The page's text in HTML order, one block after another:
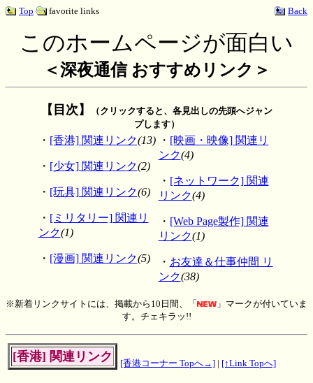
Top favorite links Back
このホームページが面白い
＜深夜通信 おすすめリンク＞
【目次】
（クリックすると、各見出しの先頭へジャン
プします）
・ [香港] 関連リンク(13)
・ [少女] 関連リンク(2)
・ [玩具] 関連リンク(6)
・ [ミリタリー] 関連リ
ンク(1)
・ [漫画] 関連リンク(5)
・ [映画・映像] 関連リ
ンク(4)
・ [ネットワーク] 関連
リンク(4)
・ [Web Page製作] 関連
リンク(1)
・ お友達＆仕事仲間 リ
ンク(38)
※新着リンクサイトには、掲載から10日間、「
」マークが付いていま
す。チェキラッ!!
[香港] 関連リンク [香港コーナー Topへ→] | [↑Link Topへ]